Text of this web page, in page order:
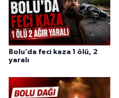
Bolu’da feci kaza 1 ölü, 2
yaralı